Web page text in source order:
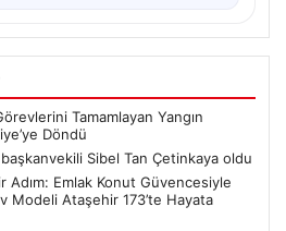
Tamamlayan Yangın
Döndü
Sibel Tan Çetinkaya oldu
Adım: Emlak Konut Güvencesiyle
Modeli Ataşehir 173’te Hayata